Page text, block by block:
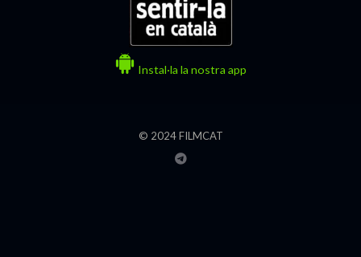
Instal·la la nostra app
© 2024 FILMCAT